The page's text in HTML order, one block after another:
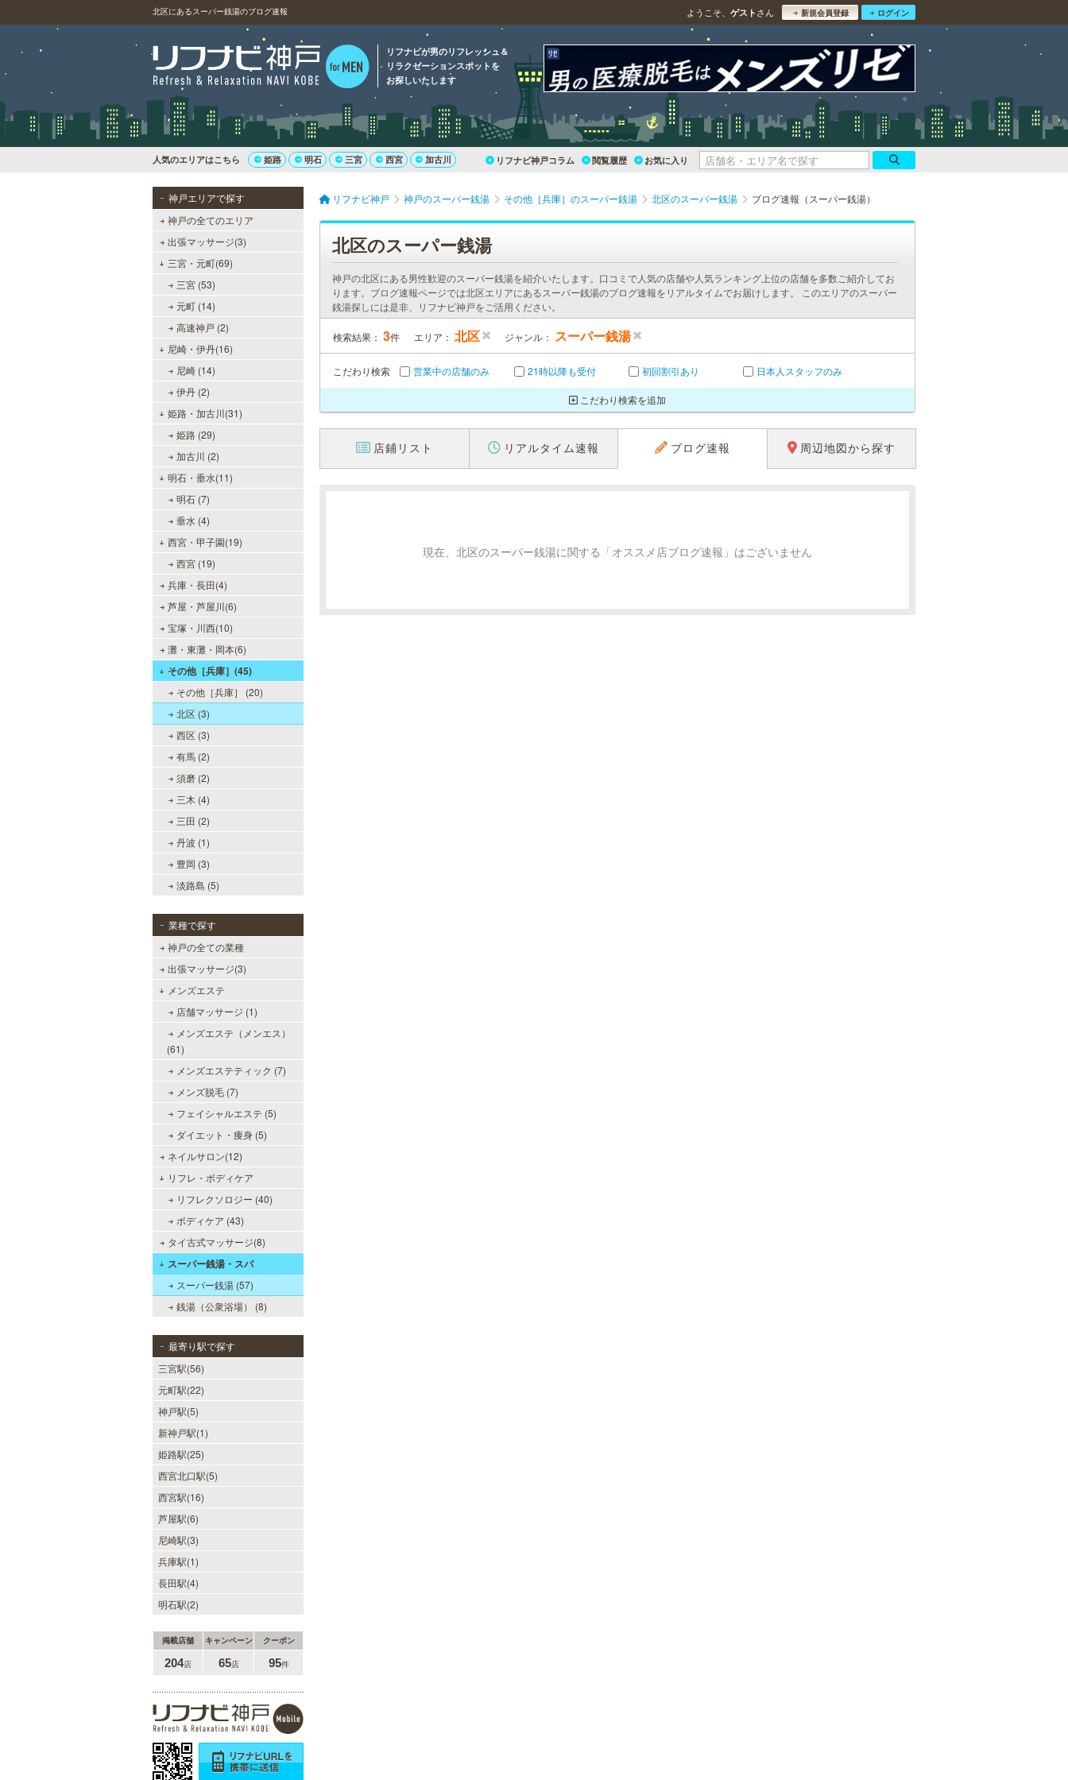
北区にあるスーパー銭湯のブログ速報 ようこそ、 ゲスト さん 新規会員登録 ログイン
リフナビが男のリフレッシュ＆
リラクゼーションスポットを
お探しいたします
人気のエリアはこちら 姫路 明石 三宮 西宮 加古川 リフナビ神戸コラム 閲覧履歴 お気に入り
神戸エリアで探す
神戸の全てのエリア
出張マッサージ(3)
三宮・元町(69)
三宮 (53)
元町 (14)
高速神戸 (2)
尼崎・伊丹(16)
尼崎 (14)
伊丹 (2)
姫路・加古川(31)
姫路 (29)
加古川 (2)
明石・垂水(11)
明石 (7)
垂水 (4)
西宮・甲子園(19)
西宮 (19)
兵庫・長田(4)
芦屋・芦屋川(6)
宝塚・川西(10)
灘・東灘・岡本(6)
その他［兵庫］(45)
その他［兵庫］ (20)
北区 (3)
西区 (3)
有馬 (2)
須磨 (2)
三木 (4)
三田 (2)
丹波 (1)
豊岡 (3)
淡路島 (5)
業種で探す
神戸の全ての業種
出張マッサージ(3)
メンズエステ
店舗マッサージ (1)
メンズエステ（メンエス）
(61)
メンズエステティック (7)
メンズ脱毛 (7)
フェイシャルエステ (5)
ダイエット・痩身 (5)
ネイルサロン(12)
リフレ・ボディケア
リフレクソロジー (40)
ボディケア (43)
タイ古式マッサージ(8)
スーパー銭湯・スパ
スーパー銭湯 (57)
銭湯（公衆浴場） (8)
最寄り駅で探す
三宮駅(56)
元町駅(22)
神戸駅(5)
新神戸駅(1)
姫路駅(25)
西宮北口駅(5)
西宮駅(16)
芦屋駅(6)
尼崎駅(3)
兵庫駅(1)
長田駅(4)
明石駅(2)
掲載店舗 キャンペーン クーポン
204店 65店 95件
リフナビ神戸 神戸のスーパー銭湯 その他［兵庫］のスーパー銭湯 北区のスーパー銭湯 ブログ速報（スーパー銭湯）
北区のスーパー銭湯
神戸の北区にある男性歓迎のスーパー銭湯を紹介いたします。口コミで人気の店舗や人気ランキング上位の店舗を多数ご紹介してお
ります。ブログ速報ページでは北区エリアにあるスーパー銭湯のブログ速報をリアルタイムでお届けします。 このエリアのスーパー
銭湯探しには是非、リフナビ神戸をご活用ください。
検索結果： 3件 エリア： 北区 ジャンル： スーパー銭湯
こだわり検索 営業中の店舗のみ 21時以降も受付 初回割引あり 日本人スタッフのみ
こだわり検索を追加
店鋪リスト リアルタイム速報 ブログ速報 周辺地図から探す
現在、北区のスーパー銭湯に関する「オススメ店ブログ速報」はございません